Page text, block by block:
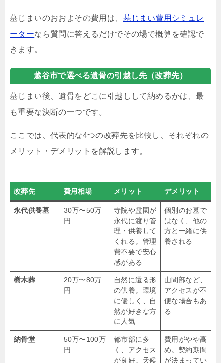
墓じまいのおおよその費用は、 墓じまい費用シミュレ
ーターなら質問に答えるだけでその場で概算を確認で
きます。
越谷市で選べる遺骨の引越し先（改葬先）
墓じまい後、遺骨をどこに引越しして納めるかは、最
も重要な決断の一つです。
ここでは、代表的な4つの改葬先を比較し、それぞれの
メリット・デメリットを解説します。
改葬先 費用相場 メリット デメリット
永代供養墓
30万〜50万
円
寺院や霊園が
永代に渡り管
理・供養して
くれる。管理
費不要で安心
感がある
個別のお墓で
はなく、他の
方と一緒に供
養される
樹木葬
20万〜80万
円
自然に還る形
の供養。環境
に優しく、自
然が好きな方
に人気
山間部など、
アクセスが不
便な場合もあ
る
納骨堂
50万〜100万
円
都市部に多
く、アクセス
が良好。天候
費用がやや高
め。契約期間
が決まってい